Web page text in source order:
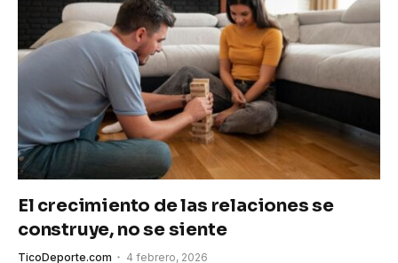
El crecimiento de las relaciones se
construye, no se siente
TicoDeporte.com 4 febrero, 2026